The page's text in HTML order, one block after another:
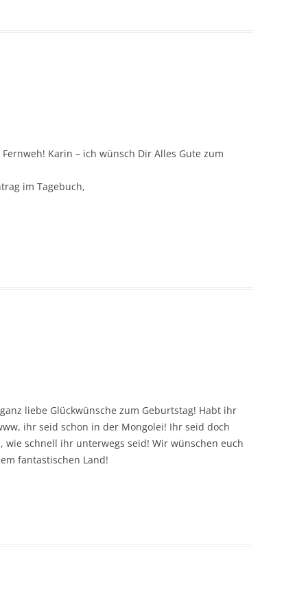
Karin – ich wünsch Dir Alles Gute zum
im Tagebuch,
liebe Glückwünsche zum Geburtstag! Habt ihr
ihr seid schon in der Mongolei! Ihr seid doch
wie schnell ihr unterwegs seid! Wir wünschen euch
fantastischen Land!